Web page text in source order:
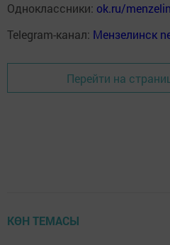
Одноклассники: ok.ru/
Telegram-канал: Мензелинск
Перейти на
КӨН ТЕМАСЫ